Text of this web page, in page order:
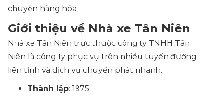
chuyển hàng hóa.
Giới thiệu về Nhà xe Tân Niên
Nhà xe Tân Niên trực thuộc công ty TNHH Tân
Niên là công ty phục vụ trên nhiều tuyến đường
liên tỉnh và dịch vụ chuyển phát nhanh.
Thành lập: 1975.